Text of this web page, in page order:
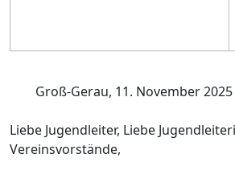
Groß-Gerau, 11. November 2025
Liebe Jugendleiter, Liebe
Vereinsvorstände,